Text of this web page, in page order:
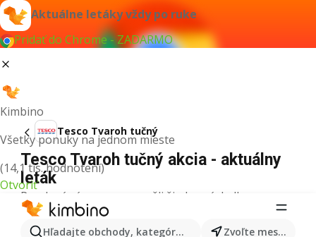
Aktuálne letáky vždy po ruke
Pridať do Chrome - ZADARMO
Kimbino
Všetky ponuky na jednom mieste
(14,1 tis. hodnotení)
Otvoriť
Hľadajte obchody, kategórie, produkty... Zvoľte mesto
Tesco Tvaroh tučný
Tesco Tvaroh tučný akcia - aktuálny
leták
Pre daný výraz sme nenašli žiadne výsledky.
Ďalšie produkty v obchodoch Tesco